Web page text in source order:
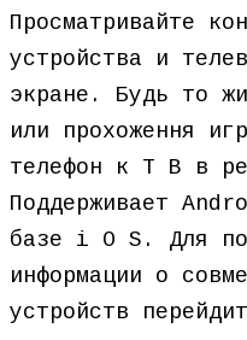
Просматривайте
устройства и
экране. Будь то
или прохоження
телефон к Т В в
Поддерживает
базе i O S. Для
информации о
устройств